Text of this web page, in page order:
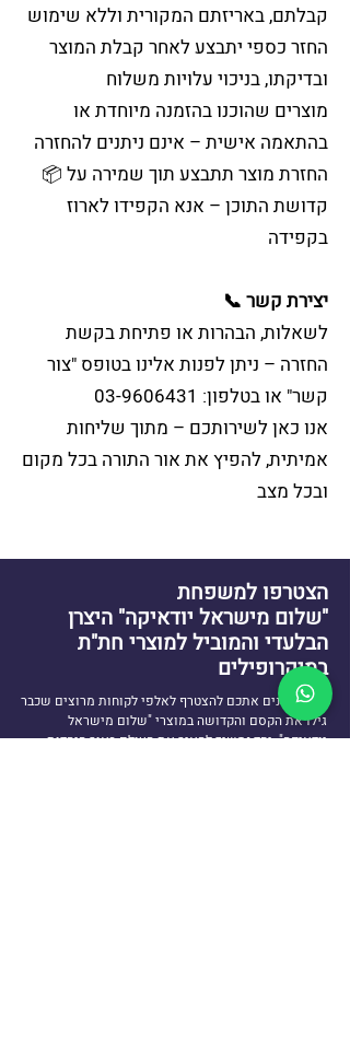
קבלתם, באריזתם המקורית וללא שימוש
החזר כספי יתבצע לאחר קבלת המוצר
ובדיקתו, בניכוי עלויות משלוח
מוצרים שהוכנו בהזמנה מיוחדת או
בהתאמה אישית – אינם ניתנים להחזרה
📦 החזרת מוצר תתבצע תוך שמירה על
קדושת התוכן – אנא הקפידו לארוז
בקפידה
📞 יצירת קשר
לשאלות, הבהרות או פתיחת בקשת
החזרה – ניתן לפנות אלינו בטופס "צור
קשר" או בטלפון: 03-9606431
אמיתית, להפיץ את אור התורה בכל מקום
ובכל מצב
הצטרפו למשפחת
"שלום מישראל יודאיקה" היצרן
הבלעדי והמוביל למוצרי חת"ת
במיקרופילים
אנו מזמינים אתכם להצטרף לאלפי לקוחות מרוצים שכבר
גילו את הקסם והקדושה במוצרי "שלום מישראל
יודאיקה". יחד נמשיך להאיר את העולם באור היהדות